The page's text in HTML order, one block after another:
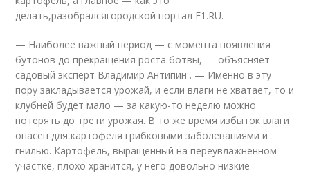
делать,разобралсягородской портал E1.RU.
— Наиболее важный период — с момента появления
бутонов до прекращения роста ботвы, — объясняет
садовый эксперт Владимир Антипин . — Именно в эту
пору закладывается урожай, и если влаги не хватает, то и
клубней будет мало — за какую-то неделю можно
потерять до трети урожая. В то же время избыток влаги
опасен для картофеля грибковыми заболеваниями и
гнилью. Картофель, выращенный на переувлажненном
участке, плохо хранится, у него довольно низкие